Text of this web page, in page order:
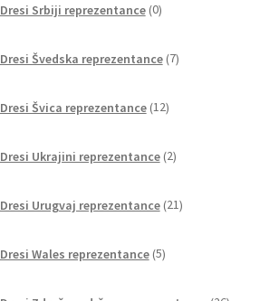
Dresi Srbiji reprezentance 0izdelkov
Dresi Švedska reprezentance 7izdelkov
Dresi Švica reprezentance 12izdelkov
Dresi Ukrajini reprezentance 2izdelka
Dresi Urugvaj reprezentance 21izdelkov
Dresi Wales reprezentance 5izdelkov